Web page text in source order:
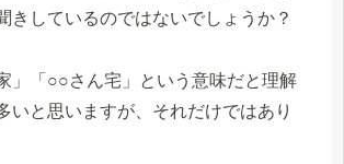
きしているのではないでしょうか？
」「○○さん宅」という意味だと理解
いと思いますが、それだけではあり